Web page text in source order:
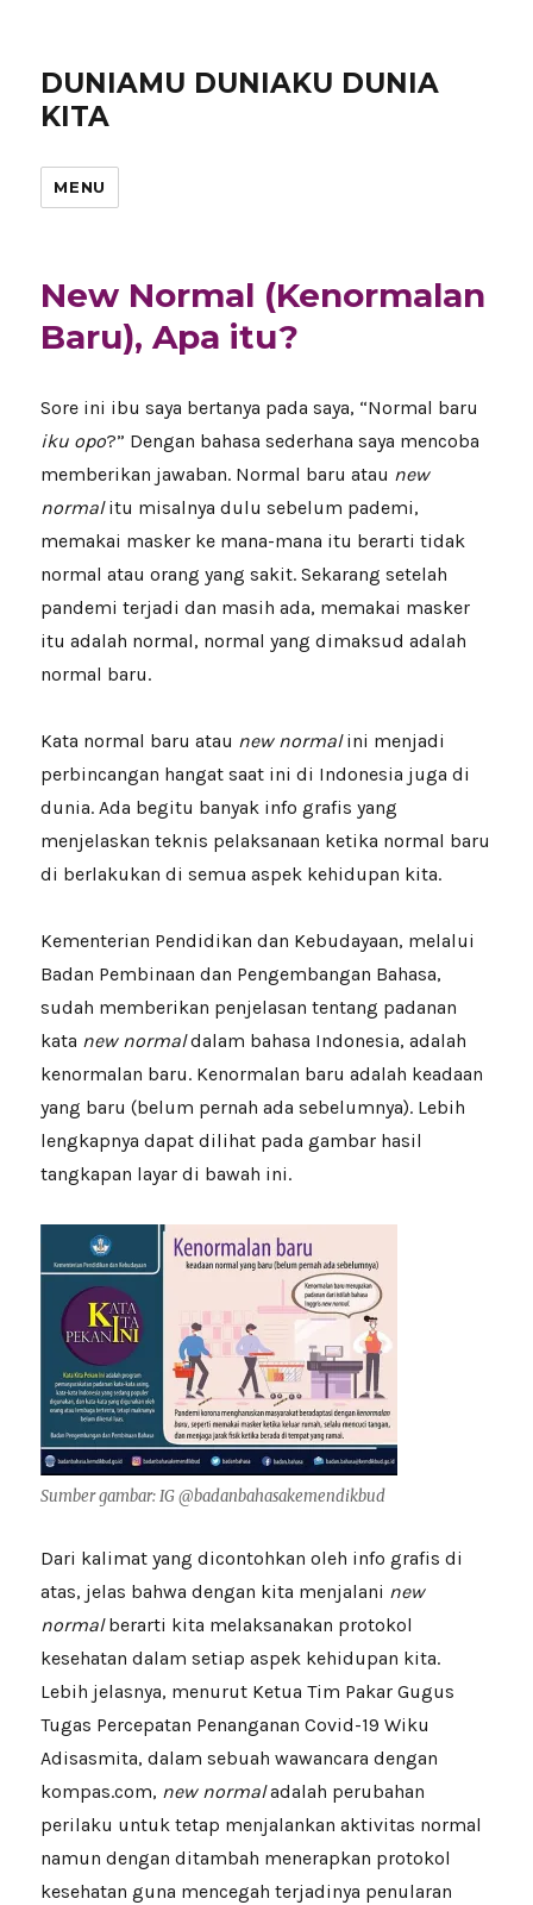
DUNIAMU DUNIAKU DUNIA
KITA
MENU
New Normal (Kenormalan
Baru), Apa itu?
Sore ini ibu saya bertanya pada saya, “Normal baru
iku opo?” Dengan bahasa sederhana saya mencoba
memberikan jawaban. Normal baru atau new
normalitu misalnya dulu sebelum pademi,
memakai masker ke mana-mana itu berarti tidak
normal atau orang yang sakit. Sekarang setelah
pandemi terjadi dan masih ada, memakai masker
itu adalah normal, normal yang dimaksud adalah
normal baru.
Kata normal baru atau new normalini menjadi
perbincangan hangat saat ini di Indonesia juga di
dunia. Ada begitu banyak info grafis yang
menjelaskan teknis pelaksanaan ketika normal baru
di berlakukan di semua aspek kehidupan kita.
Kementerian Pendidikan dan Kebudayaan, melalui
Badan Pembinaan dan Pengembangan Bahasa,
sudah memberikan penjelasan tentang padanan
kata new normaldalam bahasa Indonesia, adalah
kenormalan baru. Kenormalan baru adalah keadaan
yang baru (belum pernah ada sebelumnya). Lebih
lengkapnya dapat dilihat pada gambar hasil
tangkapan layar di bawah ini.
Sumber gambar: IG @badanbahasakemendikbud
Dari kalimat yang dicontohkan oleh info grafis di
atas, jelas bahwa dengan kita menjalani new
normalberarti kita melaksanakan protokol
kesehatan dalam setiap aspek kehidupan kita.
Lebih jelasnya, menurut Ketua Tim Pakar Gugus
Tugas Percepatan Penanganan Covid-19 Wiku
Adisasmita, dalam sebuah wawancara dengan
kompas.com, new normaladalah perubahan
perilaku untuk tetap menjalankan aktivitas normal
namun dengan ditambah menerapkan protokol
kesehatan guna mencegah terjadinya penularan